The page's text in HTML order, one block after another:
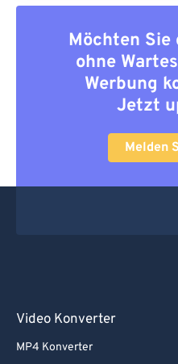
Möchten Sie
ohne
Werbung
Jetzt
Melden
Video Konverter
MP4 Konverter